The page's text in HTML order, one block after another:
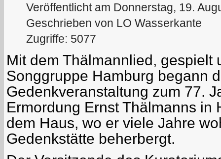
Veröffentlicht am Donnerstag, 19.
Geschrieben von LO Wasserkante
Zugriffe: 5077
Mit dem Thälmannlied, gespielt
Songgruppe Hamburg begann
Gedenkveranstaltung zum 77.
Ermordung Ernst Thälmanns in
dem Haus, wo er viele Jahre
Gedenkstätte beherbergt.